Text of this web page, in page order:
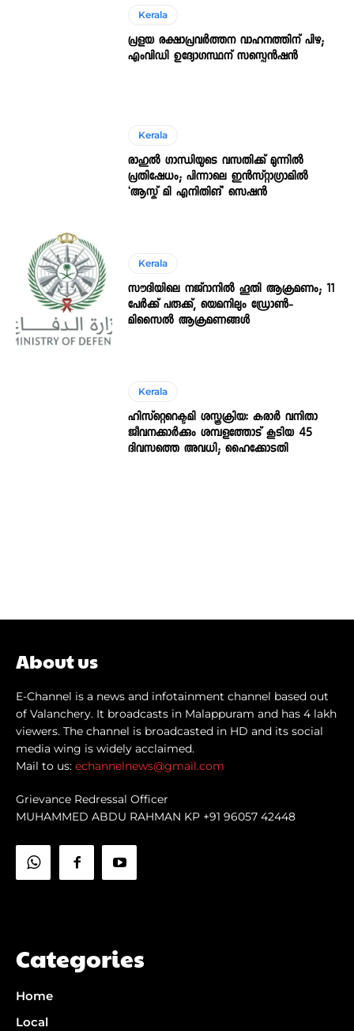
Kerala
പ്രളയ രക്ഷാപ്രവർത്തന വാഹനത്തിന് പിഴ;
എംവിഡി ഉദ്യോഗസ്ഥന് സസ്പെൻഷൻ
Kerala
രാഹുൽ ഗാന്ധിയുടെ വസതിക്ക് മുന്നിൽ
പ്രതിഷേധം; പിന്നാലെ ഇൻസ്റ്റാഗ്രാമിൽ
‘ആസ്ക് മി എനിതിങ്’ സെഷൻ
Kerala
സൗദിയിലെ നജ്‌റാനില്‍ ഹൂതി ആക്രമണം; 11
പേര്‍ക്ക് പരുക്ക്, യെമനിലും ഡ്രോണ്‍-
മിസൈല്‍ ആക്രമണങ്ങള്‍
Kerala
ഹിസ്റ്റെറെക്ടമി ശസ്ത്രക്രിയ: കരാർ വനിതാ
ജീവനക്കാർക്കും ശമ്പളത്തോട് കൂടിയ 45
ദിവസത്തെ അവധി; ഹൈക്കോടതി
About us
E-Channel is a news and infotainment channel based out
of Valanchery. It broadcasts in Malappuram and has 4 lakh
viewers. The channel is broadcasted in HD and its social
media wing is widely acclaimed.
Mail to us: echannelnews@gmail.com
Grievance Redressal Officer
MUHAMMED ABDU RAHMAN KP +91 96057 42448
Categories
Home
Local